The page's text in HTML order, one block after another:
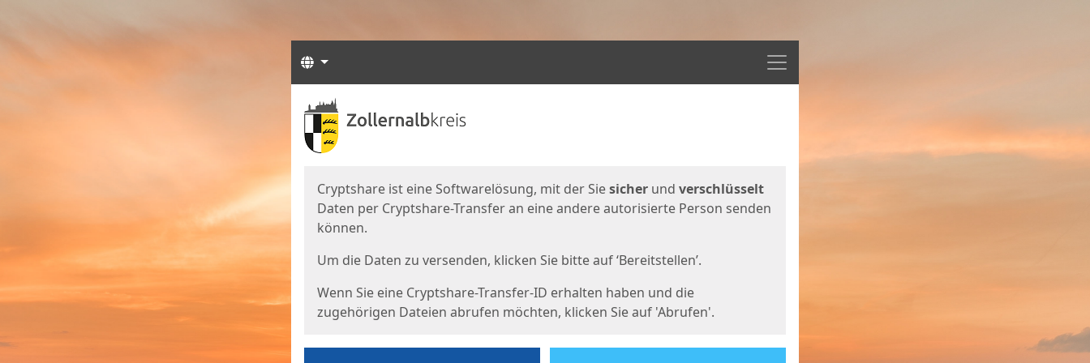
Menü
Sprachen
Start
Cryptshare ist eine Softwarelösung, mit der Siesicher und verschlüsselt
Daten per Cryptshare-Transfer an eine andere autorisierte Person senden
können.
Um die Daten zu versenden, klicken Sie bitte auf ‘Bereitstellen’.
Wenn Sie eine Cryptshare-Transfer-ID erhalten haben und die
zugehörigen Dateien abrufen möchten, klicken Sie auf 'Abrufen'.